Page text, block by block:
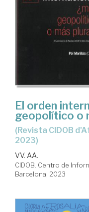
El orden
geopolítico o
(Revista CIDOB d'Afers Internacionals, Nº 134, año
2023)
VV. AA.
CIDOB. Centro de
Barcelona, 2023